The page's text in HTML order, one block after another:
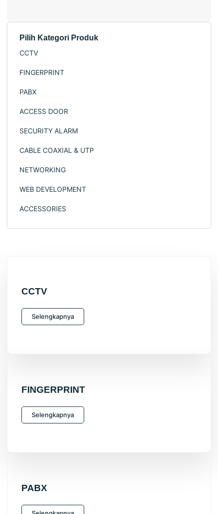
Pilih Kategori Produk
CCTV
FINGERPRINT
PABX
ACCESS DOOR
SECURITY ALARM
CABLE COAXIAL & UTP
NETWORKING
WEB DEVELOPMENT
ACCESSORIES
CCTV IP & Analog
dengan CCTV
Profesional
Shop now!
CCTV
Selengkapnya
FINGERPRINT
Selengkapnya
PABX